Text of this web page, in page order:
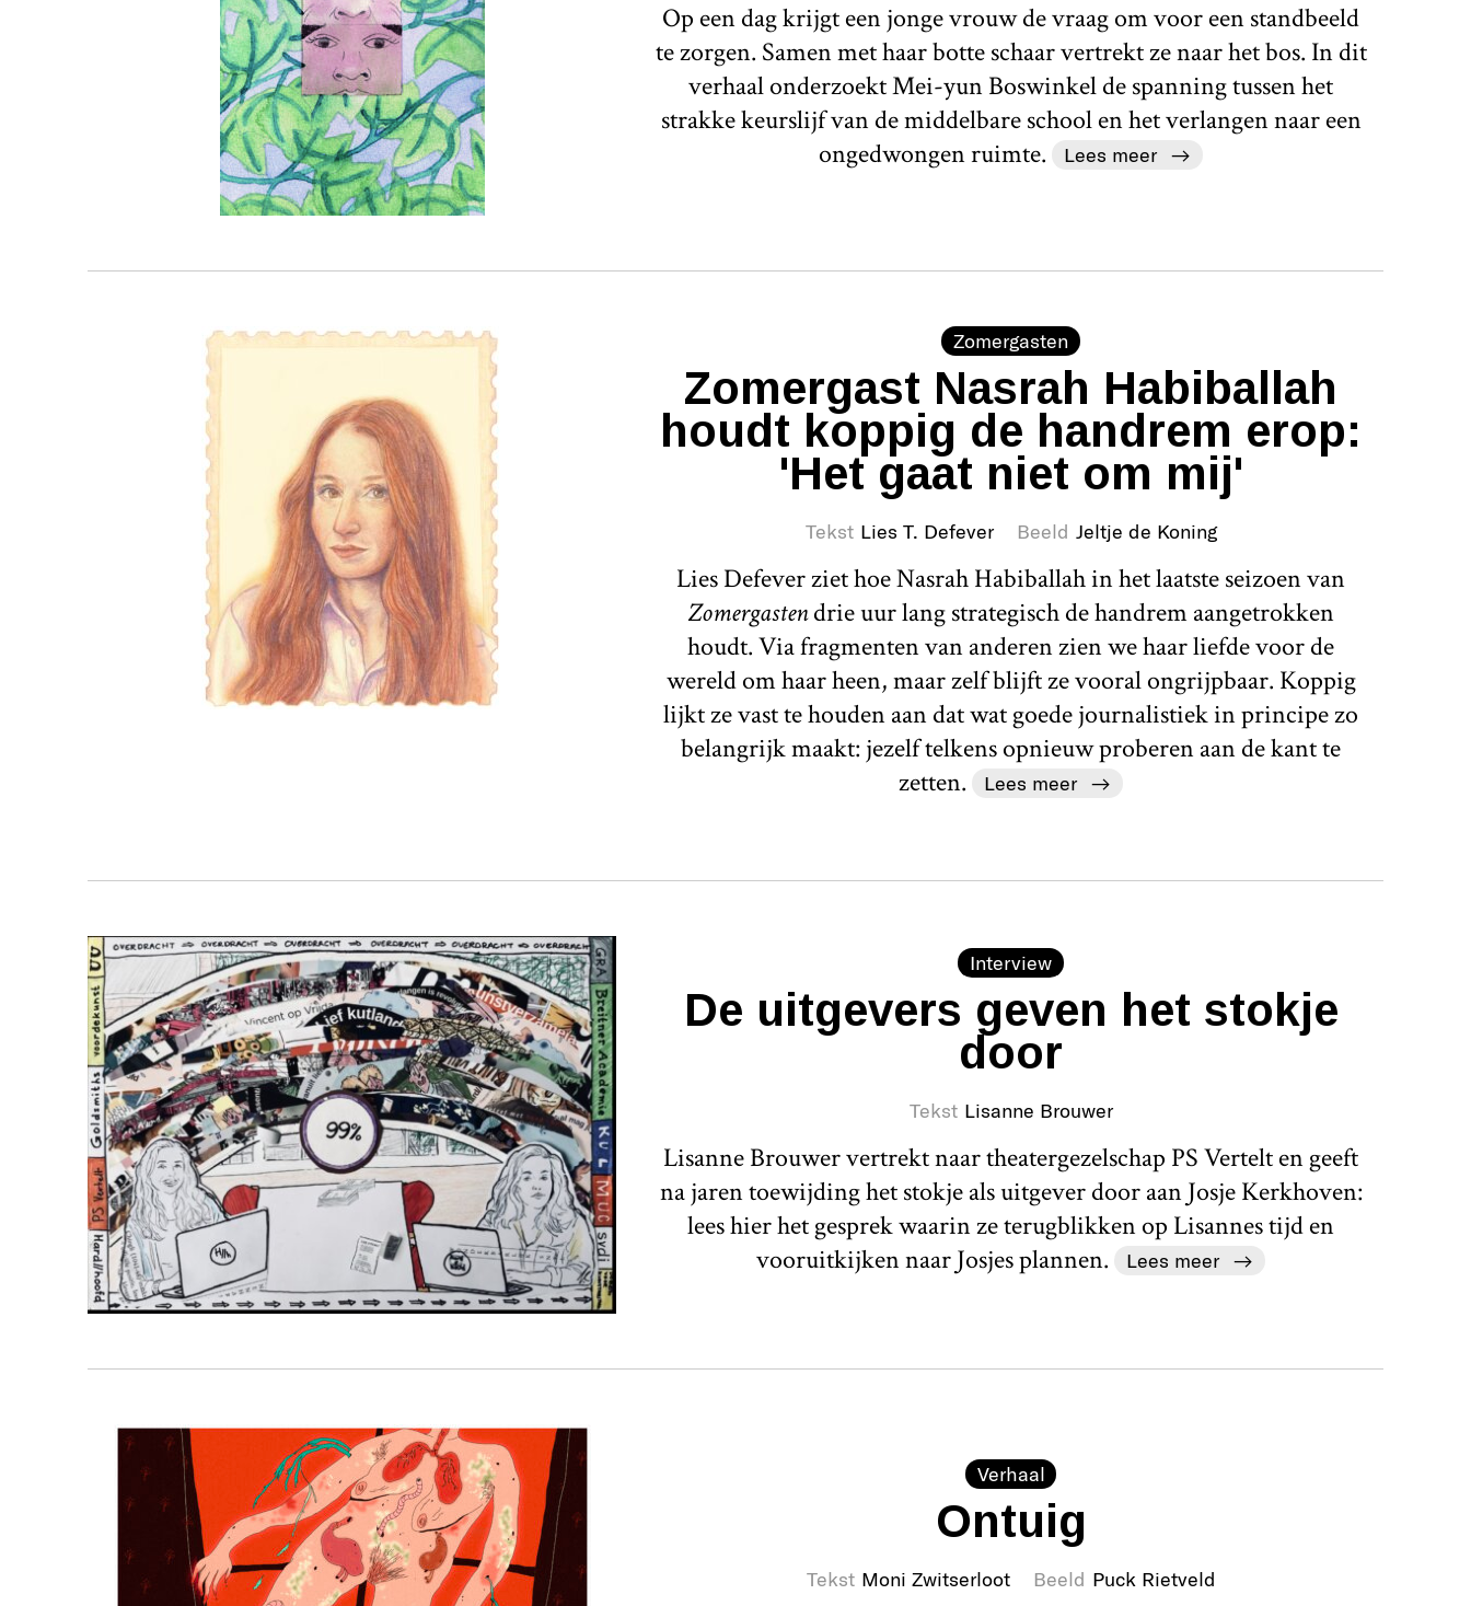
Op een dag krijgt een jonge vrouw de vraag om voor een standbeeld
te zorgen. Samen met haar botte schaar vertrekt ze naar het bos. In dit
verhaal onderzoekt Mei-yun Boswinkel de spanning tussen het
strakke keurslijf van de middelbare school en het verlangen naar een
ongedwongen ruimte.
Lees meer
Zomergasten
Zomergast Nasrah Habiballah
houdt koppig de handrem erop:
'Het gaat niet om mij'
Tekst Lies T. Defever Beeld Jeltje de Koning
Lies Defever ziet hoe Nasrah Habiballah in het laatste seizoen van
Zomergastendrie uur lang strategisch de handrem aangetrokken
houdt. Via fragmenten van anderen zien we haar liefde voor de
wereld om haar heen, maar zelf blijft ze vooral ongrijpbaar. Koppig
lijkt ze vast te houden aan dat wat goede journalistiek in principe zo
belangrijk maakt: jezelf telkens opnieuw proberen aan de kant te
zetten.
Lees meer
Interview
De uitgevers geven het stokje
door
Tekst Lisanne Brouwer
Lisanne Brouwer vertrekt naar theatergezelschap PS Vertelt en geeft
na jaren toewijding het stokje als uitgever door aan Josje Kerkhoven:
lees hier het gesprek waarin ze terugblikken op Lisannes tijd en
vooruitkijken naar Josjes plannen.
Lees meer
Verhaal
Ontuig
Tekst Moni Zwitserloot Beeld Puck Rietveld